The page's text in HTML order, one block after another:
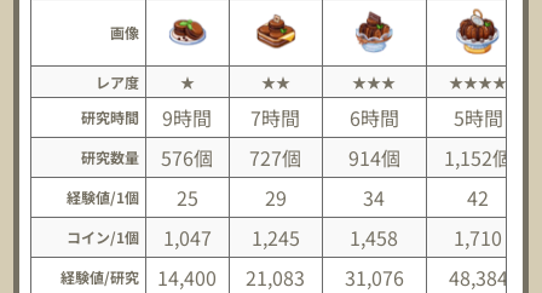
画像
レア度 ★ ★★ ★★★
★★★★
研究時間
9時間 7時間 6時間 5時間
研究数量 576個 727個 914個 1,152個
経験値/1個 25 29 34 42
コイン/1個 1,047 1,245 1,458 1,710
経験値/研究 14,400 21,083 31,076 48,384